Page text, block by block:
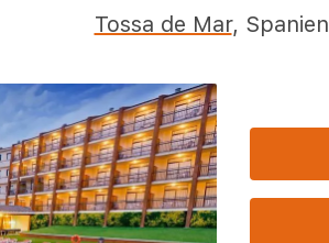
Tossa de Mar, Spanien